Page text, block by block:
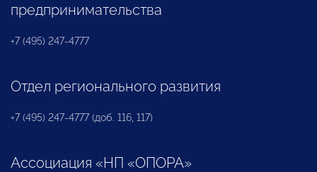
предпринимательства
+7 (495) 247-4777
Отдел регионального развития
+7 (495) 247-4777 (доб. 116, 117)
Ассоциация «НП «ОПОРА»